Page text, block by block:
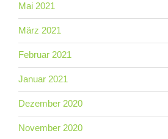
Mai 2021
März 2021
Februar 2021
Januar 2021
Dezember 2020
November 2020